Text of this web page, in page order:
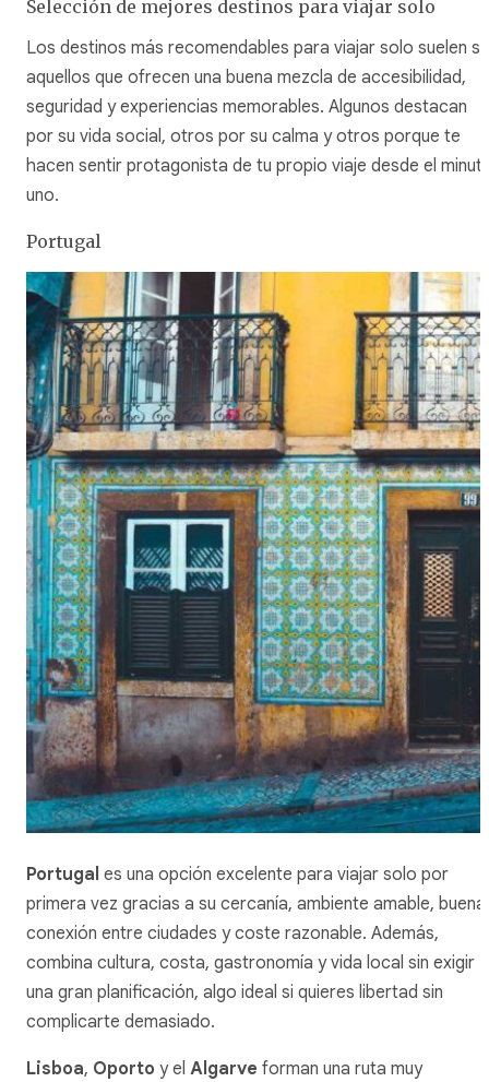
Selección de mejores destinos para viajar solo
Los destinos más recomendables para viajar solo suelen
aquellos que ofrecen una buena mezcla de accesibilidad,
seguridad y experiencias memorables. Algunos destacan
por su vida social, otros por su calma y otros porque te
hacen sentir protagonista de tu propio viaje desde el
uno.
Portugal
Portugal es una opción excelente para viajar solo por
primera vez gracias a su cercanía, ambiente amable, buena
conexión entre ciudades y coste razonable. Además,
combina cultura, costa, gastronomía y vida local sin exigir
una gran planificación, algo ideal si quieres libertad sin
complicarte demasiado.
Lisboa, Oporto y el Algarve forman una ruta muy